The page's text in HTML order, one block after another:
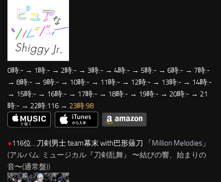
0時:- → 1時:- → 2時:- → 3時:- → 4時:- → 5時:- → 6時:- → 7時:-
→ 8時:- → 9時:- → 10時:- → 11時:- → 12時:- → 13時:- → 14時:-
→ 15時:- → 16時:- → 17時:- → 18時:- → 19時:- → 20時:- → 21
時:- → 22時:116 → 23時:98
●116位…刀剣男士 team幕末 with巴形薙刀 「Million Melodies 」
(アルバム: ミュージカル『刀剣乱舞』 〜結びの響、始まりの
音〜(通常盤))